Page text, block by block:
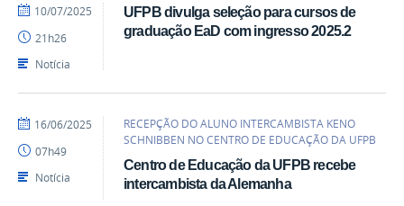
UFPB divulga seleção para cursos de
graduação EaD com ingresso 2025.2
por
publicado
10/07/2025
21h26
Notícia
RECEPÇÃO DO ALUNO INTERCAMBISTA KENO
SCHNIBBEN NO CENTRO DE EDUCAÇÃO DA UFPB
Centro de Educação da UFPB recebe
intercambista da Alemanha
por
publicado
16/06/2025
07h49
Notícia